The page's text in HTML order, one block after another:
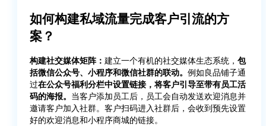
如何构建私域流量完成客户引流的方
案？
构建社交媒体矩阵： 建立一个有机的社交媒体生态系统， 包
括微信公众号、小程序和微信社群的联动。 例如良品铺子通
过在公众号福利分栏中设置链接，将客户引导至带有员工活
码的海报。 当客户添加员工后，员工会自动发送欢迎消息并
邀请客户加入社群。客户扫码进入社群后，会收到预先设置
好的欢迎消息和小程序商城的链接。